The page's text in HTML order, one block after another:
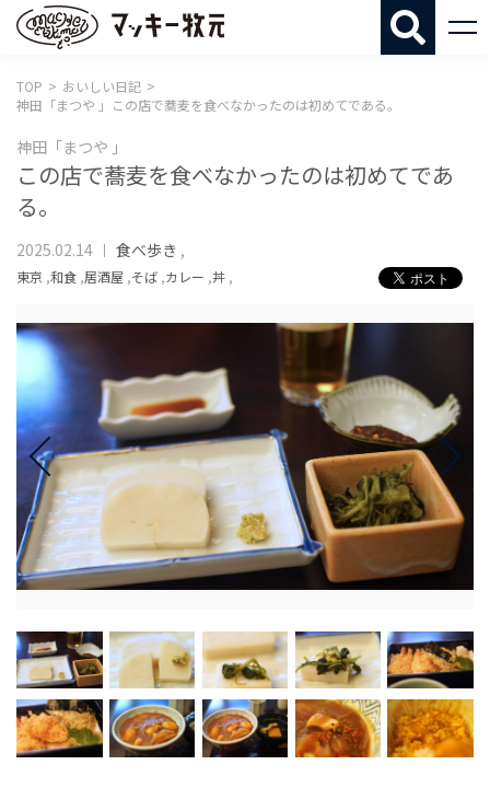
TOP
おいしい日記
神田「まつや 」この店で蕎麦を食べなかったのは初めてである。
神田「まつや 」
この店で蕎麦を食べなかったのは初めてであ
る。
2025.02.14 食べ歩き ,
東京 ,和食 ,居酒屋 ,そば ,カレー ,丼 ,